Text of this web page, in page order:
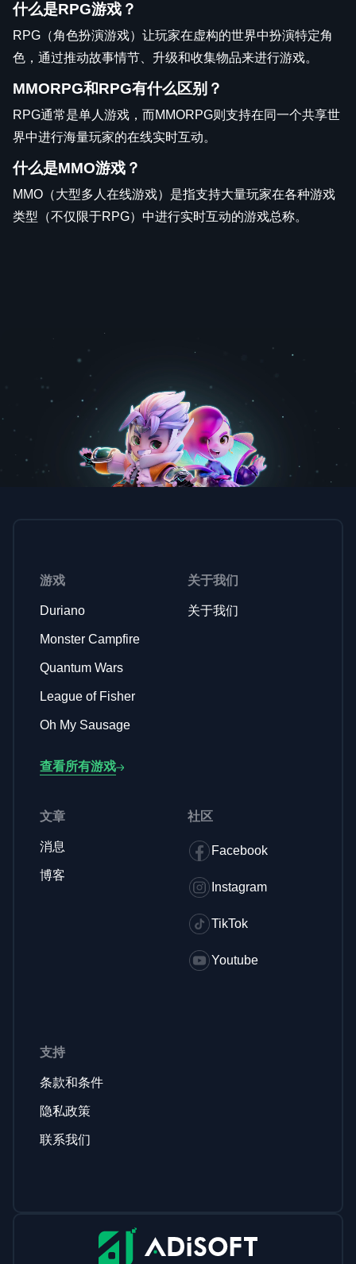
什么是RPG游戏？
RPG（角色扮演游戏）让玩家在虚构的世界中扮演特定角
色，通过推动故事情节、升级和收集物品来进行游戏。
MMORPG和RPG有什么区别？
RPG通常是单人游戏，而MMORPG则支持在同一个共享世
界中进行海量玩家的在线实时互动。
什么是MMO游戏？
MMO（大型多人在线游戏）是指支持大量玩家在各种游戏
类型（不仅限于RPG）中进行实时互动的游戏总称。
游戏
Duriano
Monster Campfire
Quantum Wars
League of Fisher
Oh My Sausage
查看所有游戏
关于我们
关于我们
文章
消息
博客
社区
Facebook
Instagram
TikTok
Youtube
支持
条款和条件
隐私政策
联系我们